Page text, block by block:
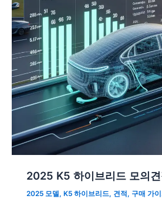
2025 K5 하이브리드 모의
2025 모델, K5 하이브리드, 견적 , 구매 가